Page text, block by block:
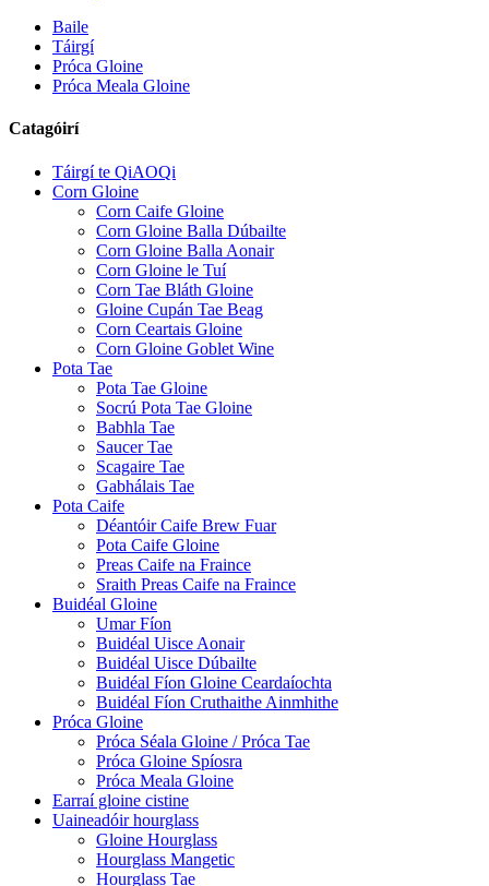
Baile
Táirgí
Próca Gloine
Próca Meala Gloine
Catagóirí
Táirgí te QiAOQi
Corn Gloine
Corn Caife Gloine
Corn Gloine Balla Dúbailte
Corn Gloine Balla Aonair
Corn Gloine le Tuí
Corn Tae Bláth Gloine
Gloine Cupán Tae Beag
Corn Ceartais Gloine
Corn Gloine Goblet Wine
Pota Tae
Pota Tae Gloine
Socrú Pota Tae Gloine
Babhla Tae
Saucer Tae
Scagaire Tae
Gabhálais Tae
Pota Caife
Déantóir Caife Brew Fuar
Pota Caife Gloine
Preas Caife na Fraince
Sraith Preas Caife na Fraince
Buidéal Gloine
Umar Fíon
Buidéal Uisce Aonair
Buidéal Uisce Dúbailte
Buidéal Fíon Gloine Ceardaíochta
Buidéal Fíon Cruthaithe Ainmhithe
Próca Gloine
Próca Séala Gloine / Próca Tae
Próca Gloine Spíosra
Próca Meala Gloine
Earraí gloine cistine
Uaineadóir hourglass
Gloine Hourglass
Hourglass Mangetic
Hourglass Tae